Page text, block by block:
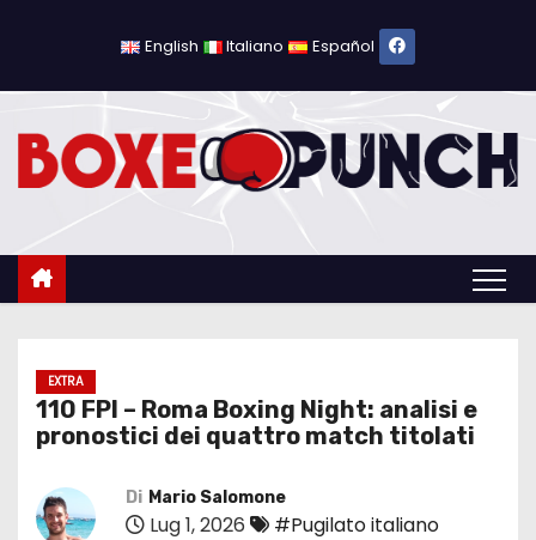
c
English Italiano Español
EXTRA
110 FPI – Roma Boxing Night: analisi e
pronostici dei quattro match titolati
Di Mario Salomone
Lug 1, 2026 #Pugilato italiano